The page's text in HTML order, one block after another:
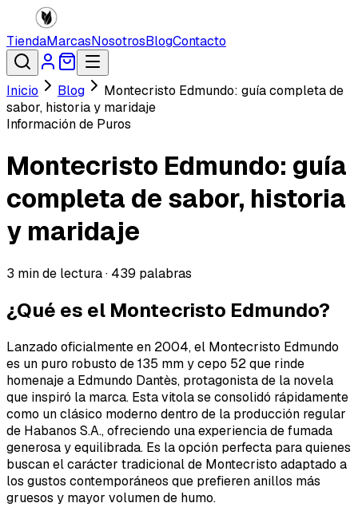
TiendaMarcasNosotrosBlogContacto
Inicio Blog
Montecristo Edmundo: guía completa de
sabor, historia y maridaje
Información de Puros
Montecristo Edmundo: guía
completa de sabor, historia
y maridaje
3 min de lectura · 439 palabras
¿Qué es el Montecristo Edmundo?
Lanzado oficialmente en 2004, el Montecristo Edmundo
es un puro robusto de 135 mm y cepo 52 que rinde
homenaje a Edmundo Dantès, protagonista de la novela
que inspiró la marca. Esta vitola se consolidó rápidamente
como un clásico moderno dentro de la producción regular
de Habanos S.A., ofreciendo una experiencia de fumada
generosa y equilibrada. Es la opción perfecta para quienes
buscan el carácter tradicional de Montecristo adaptado a
los gustos contemporáneos que prefieren anillos más
gruesos y mayor volumen de humo.